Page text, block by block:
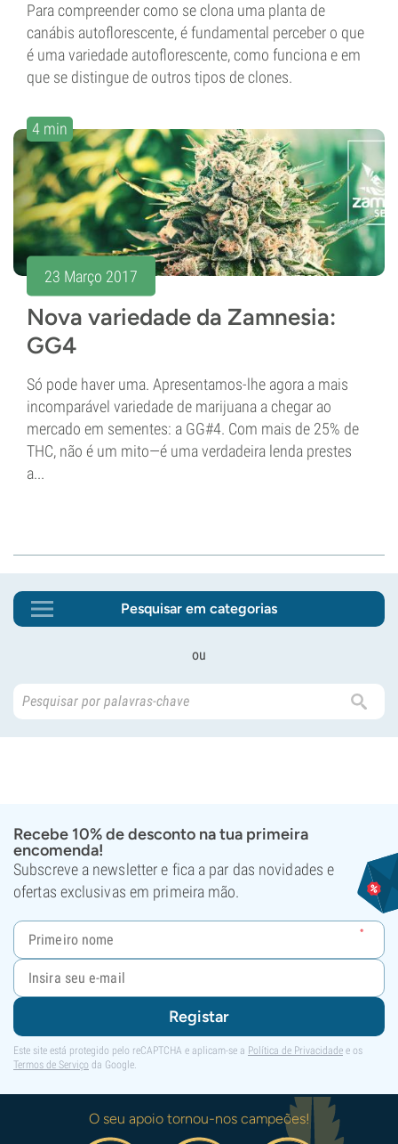
Para compreender como se clona uma planta de
canábis autoflorescente, é fundamental perceber o que
é uma variedade autoflorescente, como funciona e em
que se distingue de outros tipos de clones.
4 min
23 Março 2017
Nova variedade da Zamnesia:
GG4
Só pode haver uma. Apresentamos-lhe agora a mais
incomparável variedade de marijuana a chegar ao
mercado em sementes: a GG#4. Com mais de 25% de
THC, não é um mito—é uma verdadeira lenda prestes
a...
Pesquisar em categorias
ou
Recebe 10% de desconto na tua primeira
encomenda!
Subscreve a newsletter e fica a par das novidades e
ofertas exclusivas em primeira mão.
Registar
Este site está protegido pelo reCAPTCHA e aplicam-se a Política de Privacidade e os
Termos de Serviço da Google.
O seu apoio tornou-nos campeões!